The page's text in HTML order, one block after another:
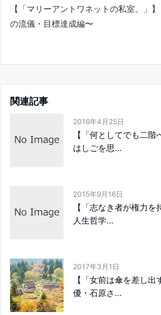
【「マリーアントワネットの私室。」
の流儀・目標達成編〜
関連記事
2016年4月25日
【「何としてでも二階
はしごを思...
2015年9月16日
【「志なき者が権力
人生哲学...
2017年3月1日
【「女前は傘を差し
優・石原さ...